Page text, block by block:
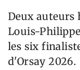
Deux auteurs
Louis-
les six
d'Orsay 2026.